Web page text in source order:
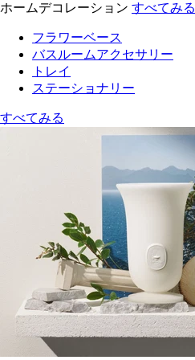
ホームデコレーション すべてみる
フラワーベース
バスルームアクセサリー
トレイ
ステーショナリー
すべてみる